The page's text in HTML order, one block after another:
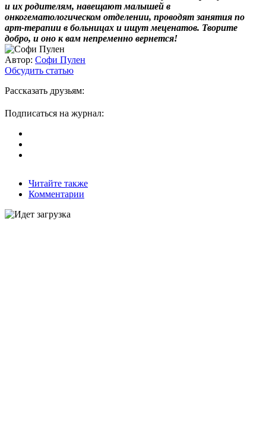
и их родителям, навещают малышей в
онкогематологическом отделении, проводят занятия по
арт-терапии в больницах и ищут меценатов. Творите
добро, и оно к вам непременно вернется!
Автор: Софи Пулен
Обсудить статью
Рассказать друзьям:
Подписаться на журнал:
Читайте также
Комментарии